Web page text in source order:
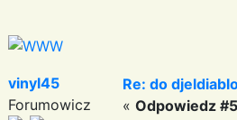
vinyl45
Forumowicz
Re: do
« Odpowiedz